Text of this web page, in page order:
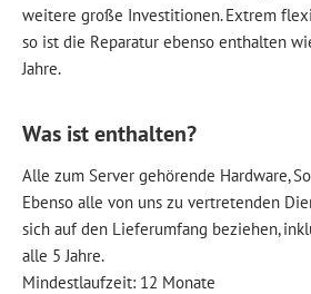
weitere große Investitionen. Extrem
so ist die Reparatur ebenso enthalten
Jahre.
Was ist enthalten?
Alle zum Server gehörende Hardware,
Ebenso alle von uns zu vertretenden
sich auf den Lieferumfang beziehen,
alle 5 Jahre.
Mindestlaufzeit: 12 Monate